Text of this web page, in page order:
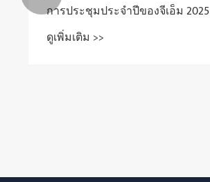
การประชุมประจำปีของจีเอ็ม 2025
ดูเพิ่มเติม >>